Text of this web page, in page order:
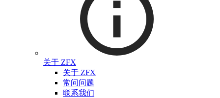
关于 ZFX
关于 ZFX
常问问题
联系我们